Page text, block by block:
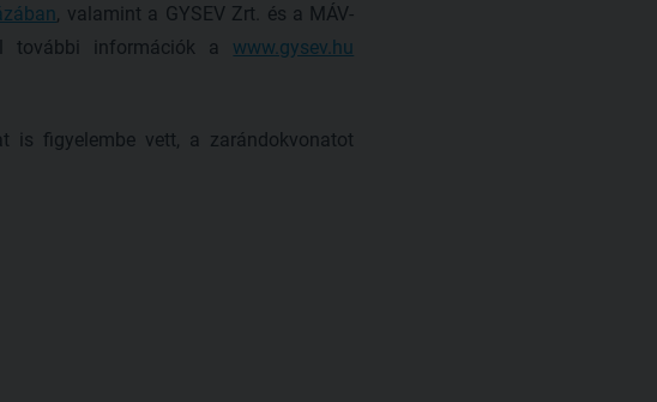
, valamint a GYSEV Zrt. és a MÁV-
további információk a www.gysev.hu
is figyelembe vett, a zarándokvonatot